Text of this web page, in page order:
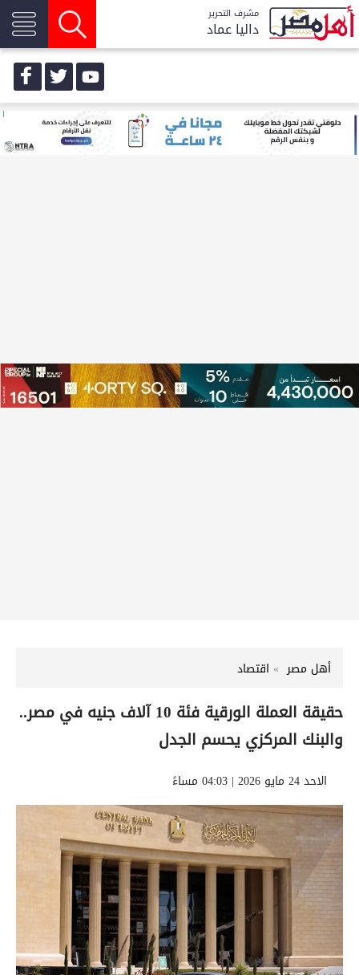
مشرف التحرير
داليا عماد
أهل مصر اقتصاد
حقيقة العملة الورقية فئة 10 آلاف جنيه في مصر..
والبنك المركزي يحسم الجدل
الاحد 24 مايو 2026 | 04:03 مساءً